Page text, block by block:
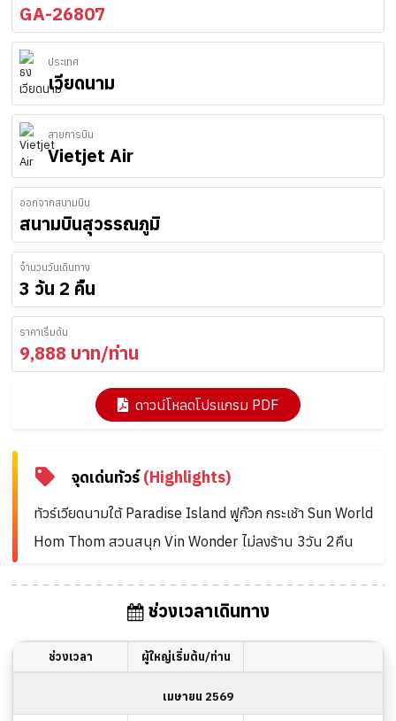
GA-26807
ประเทศ
เวียดนาม
สายการบิน
Vietjet Air
ออกจากสนามบิน
สนามบินสุวรรณภูมิ
จำนวนวันเดินทาง
3 วัน 2 คืน
ราคาเริ่มต้น
9,888 บาท/ท่าน
ดาวน์โหลดโปรแกรม PDF
จุดเด่นทัวร์(Highlights)
ทัวร์เวียดนามใต้ Paradise Island ฟูก๊วก กระเช้า Sun World
Hom Thom สวนสนุก Vin Wonder ไม่ลงร้าน 3วัน 2คืน
ช่วงเวลาเดินทาง
ช่วงเวลา ผู้ใหญ่เริ่มต้น/ท่าน
เมษายน 2569